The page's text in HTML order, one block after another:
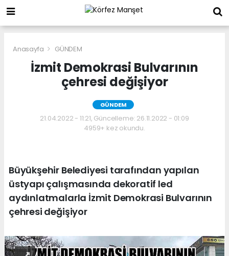
Anasayfa GÜNDEM
İzmit Demokrasi Bulvarının
çehresi değişiyor
GÜNDEM
21.04.2022 - 11:21, Güncelleme: 26.11.2022 - 01:09
4959+ kez okundu.
Büyükşehir Belediyesi tarafından yapılan
üstyapı çalışmasında dekoratif led
aydınlatmalarla İzmit Demokrasi Bulvarının
çehresi değişiyor